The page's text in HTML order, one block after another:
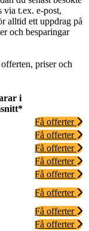
via t.ex. e-post,
alltid ett uppdrag på
och besparingar
priser och
i
Få offerter
Få offerter
Få offerter
Få offerter
Få offerter
Få offerter
Få offerter
Få offerter